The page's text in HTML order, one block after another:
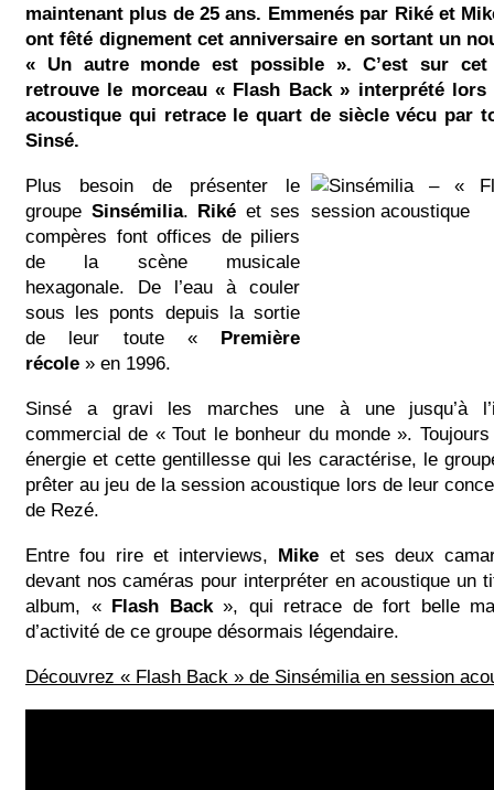
maintenant plus de 25 ans. Emmenés par Riké et
ont fêté dignement cet anniversaire en sortant un
« Un autre monde est possible ». C’est sur cet
retrouve le morceau « Flash Back » interprété lors
acoustique qui retrace le quart de siècle vécu par
Sinsé.
Plus besoin de présenter le
groupe Sinsémilia. Riké et ses
compères font offices de piliers
de la scène musicale
hexagonale. De l’eau à couler
sous les ponts depuis la sortie
de leur toute « Première
récole » en 1996.
Sinsé a gravi les marches une à une jusqu’à
commercial de « Tout le bonheur du monde ».
énergie et cette gentillesse qui les caractérise, le
prêter au jeu de la session acoustique lors de leur
de Rezé.
Entre fou rire et interviews, Mike et ses deux
devant nos caméras pour interpréter en acoustique un
album, « Flash Back», qui retrace de fort belle
d’activité de ce groupe désormais légendaire.
Découvrez « Flash Back » de Sinsémilia en session